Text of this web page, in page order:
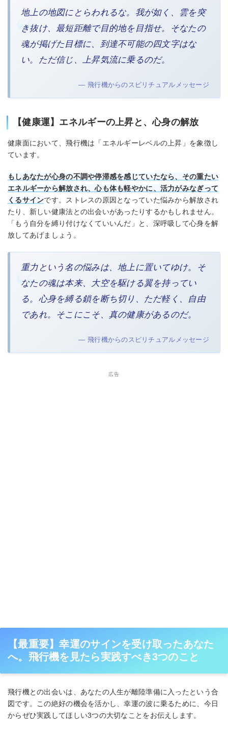
地上の地図にとらわれるな。我が如く、雲を突
き抜け、最短距離で目的地を目指せ。そなたの
魂が掲げた目標に、到達不可能の四文字はな
い。ただ信じ、上昇気流に乗るのだ。
— 飛行機からのスピリチュアルメッセージ
【健康運】エネルギーの上昇と、心身の解放
健康面において、飛行機は「エネルギーレベルの上昇」を象徴し
ています。
もしあなたが心身の不調や停滞感を感じていたなら、その重たい
エネルギーから解放され、心も体も軽やかに、活力がみなぎって
くるサインです。ストレスの原因となっていた悩みから解放され
たり、新しい健康法との出会いがあったりするかもしれません。
「もう自分を縛り付けなくていいんだ」と、深呼吸して心身を解
放してあげましょう。
重力という名の悩みは、地上に置いてゆけ。そ
なたの魂は本来、大空を駆ける翼を持ってい
る。心身を縛る鎖を断ち切り、ただ軽く、自由
であれ。そこにこそ、真の健康があるのだ。
— 飛行機からのスピリチュアルメッセージ
広告
【最重要】幸運のサインを受け取ったあなた
へ。飛行機を見たら実践すべき3つのこと
飛行機との出会いは、あなたの人生が離陸準備に入ったという合
図です。この絶好の機会を活かし、幸運の波に乗るために、今日
からぜひ実践してほしい3つの大切なことをお伝えします。